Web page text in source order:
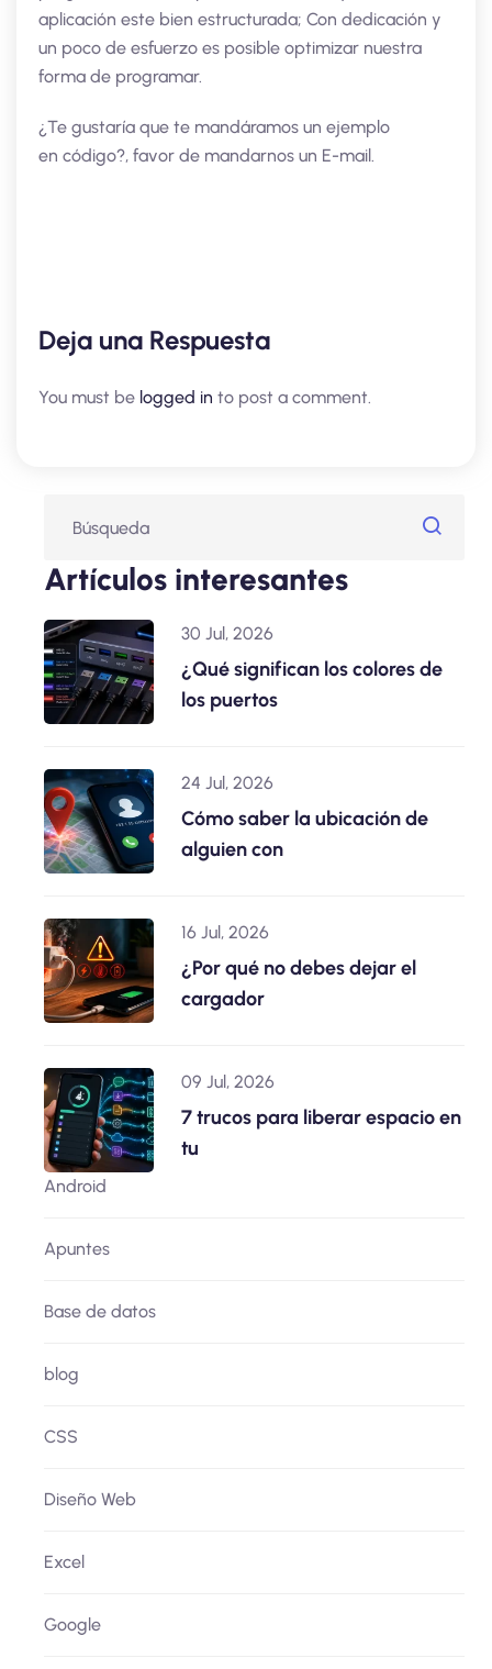
aplicación este bien estructurada; Con dedicación y
un poco de esfuerzo es posible optimizar nuestra
forma de programar.
¿Te gustaría que te mandáramos un ejemplo
en código?, favor de mandarnos un E-mail.
Deja una Respuesta
You must be logged in to post a comment.
Artículos interesantes
30 Jul, 2026
¿Qué significan los colores de
los puertos
24 Jul, 2026
Cómo saber la ubicación de
alguien con
16 Jul, 2026
¿Por qué no debes dejar el
cargador
09 Jul, 2026
7 trucos para liberar espacio en
tu
Android
Apuntes
Base de datos
blog
CSS
Diseño Web
Excel
Google